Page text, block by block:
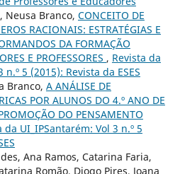
Neusa Branco, CONCEITO DE
RACIONAIS: ESTRATÉGIAS E
DA FORMAÇÃO
E PROFESSORES , Revista da
n.º 5 (2015): Revista da ESES
Branco, A ANÁLISE DE
POR ALUNOS DO 4.º ANO DE
DO PENSAMENTO
da UI_IPSantarém: Vol 3 n.º 5
Ana Ramos, Catarina Faria,
Romão, Diogo Pires, Joana